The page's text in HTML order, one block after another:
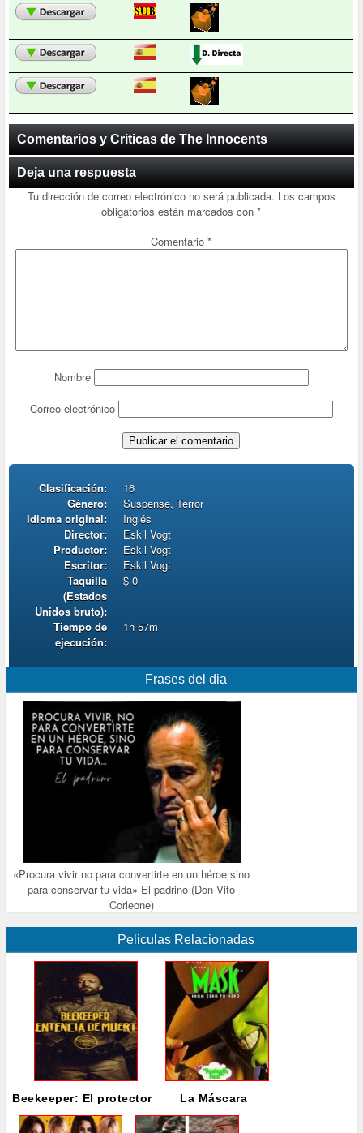
Comentarios y Criticas de The Innocents
Deja una respuesta
Tu dirección de correo electrónico no será publicada. Los campos
obligatorios están marcados con*
Comentario*
Nombre
Correo electrónico
Clasificación:
16
Género:
Suspense, Terror
Idioma original:
Inglés
Director:
Eskil Vogt
Productor:
Eskil Vogt
Escritor:
Eskil Vogt
Taquilla
(Estados
Unidos bruto):
$ 0
Tiempo de
ejecución:
1h 57m
Frases del dia
«Procura vivir no para convertirte en un héroe sino
para conservar tu vida» El padrino (Don Vito
Corleone)
Peliculas Relacionadas
Beekeeper: El protector La Máscara